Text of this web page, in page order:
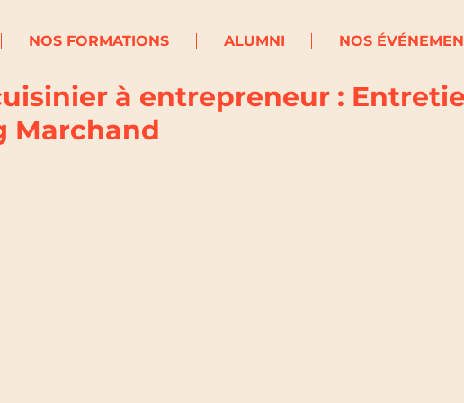
NOS FORMATIONS ALUMNI NOS
à entrepreneur :
Marchand